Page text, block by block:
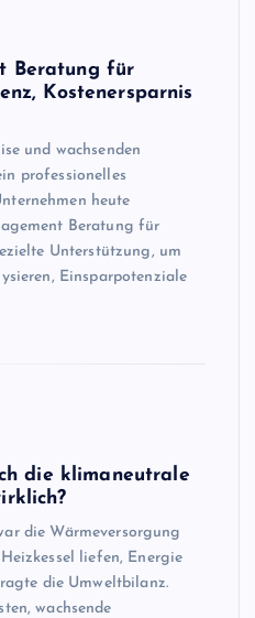
Beratung für
Kostenersparnis
und wachsenden
professionelles
heute
Beratung für
Unterstützung, um
Einsparpotenziale
die klimaneutrale
die Wärmeversorgung
liefen, Energie
die Umweltbilanz.
wachsende